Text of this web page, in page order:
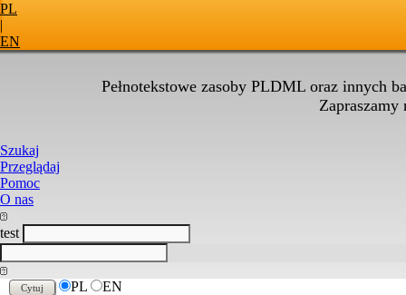
PL
|
EN
Pełnotekstowe zasoby PLDML oraz innych
Zapraszamy
Szukaj
Przeglądaj
Pomoc
O nas
test
PL EN